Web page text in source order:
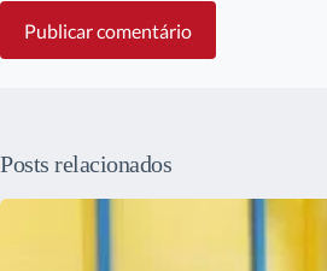
Publicar comentário
Posts relacionados